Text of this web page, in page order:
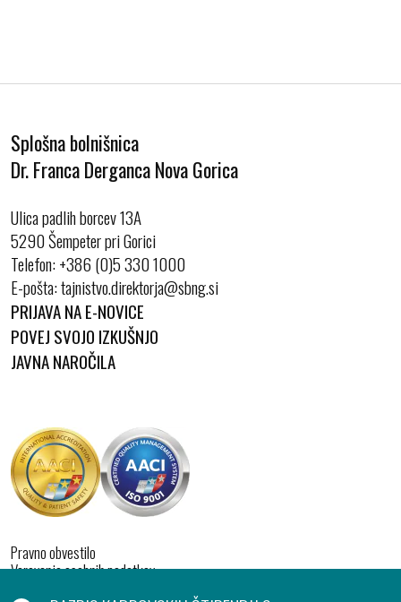
Splošna bolnišnica
Dr. Franca Derganca Nova Gorica
Ulica padlih borcev 13A
5290 Šempeter pri Gorici
Telefon:+386 (0)5 330 1000
E-pošta:
PRIJAVA NA E-NOVICE
POVEJ SVOJO IZKUŠNJO
JAVNA NAROČILA
Pravno obvestilo
Varovanje osebnih podatkov